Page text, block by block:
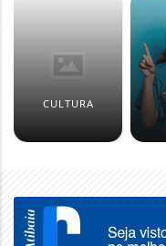
CULTURA